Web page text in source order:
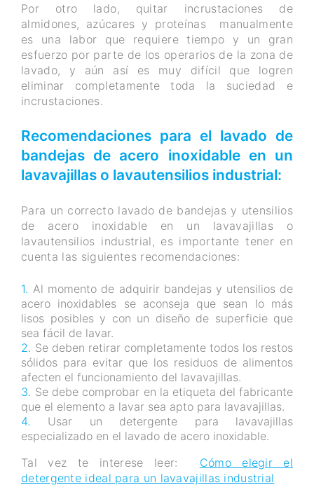
Por otro lado, quitar incrustaciones de
almidones, azúcares y proteínas manualmente
es una labor que requiere tiempo y un gran
esfuerzo por parte de los operarios de la zona de
lavado, y aún así es muy difícil que logren
eliminar completamente toda la suciedad e
incrustaciones.
Recomendaciones para el lavado de
bandejas de acero inoxidable en un
lavavajillas o lavautensilios industrial:
Para un correcto lavado de bandejas y utensilios
de acero inoxidable en un lavavajillas o
lavautensilios industrial, es importante tener en
cuenta las siguientes recomendaciones:
Al momento de adquirir bandejas y utensilios de
acero inoxidables se aconseja que sean lo más
lisos posibles y con un diseño de superficie que
sea fácil de lavar.
Se deben retirar completamente todos los restos
sólidos para evitar que los residuos de alimentos
afecten el funcionamiento del lavavajillas.
Se debe comprobar en la etiqueta del fabricante
que el elemento a lavar sea apto para lavavajillas.
Usar un detergente para lavavajillas
especializado en el lavado de acero inoxidable.
Tal vez te interese leer: Cómo elegir el
detergente ideal para un lavavajillas industrial